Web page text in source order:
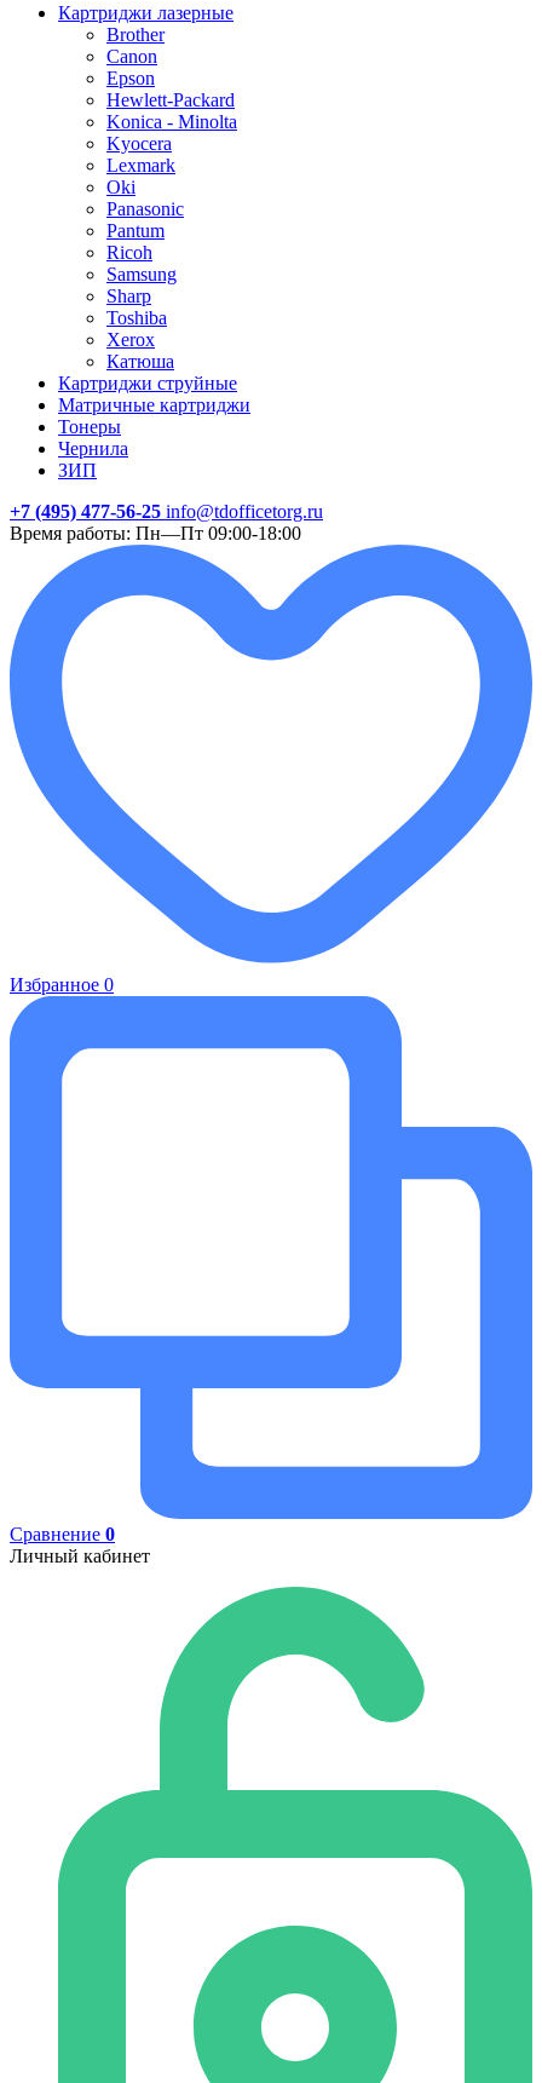
Картриджи лазерные
Brother
Canon
Epson
Hewlett-Packard
Konica - Minolta
Kyocera
Lexmark
Oki
Panasonic
Pantum
Ricoh
Samsung
Sharp
Toshiba
Xerox
Катюша
Картриджи струйные
Матричные картриджи
Тонеры
Чернила
ЗИП
+7 (495) 477-56-25 info@tdofficetorg.ru
Время работы: Пн—Пт 09:00-18:00
Избранное 0
Сравнение 0
Личный кабинет